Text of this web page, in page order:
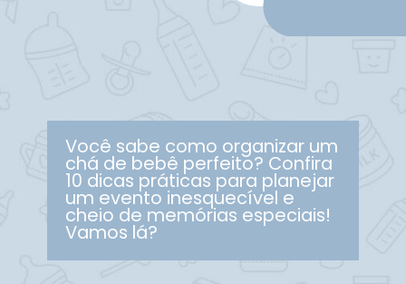
Você sabe como organizar um
chá de bebê perfeito? Confira
10 dicas práticas para planejar
um evento inesquecível e
cheio de memórias especiais!
Vamos lá?